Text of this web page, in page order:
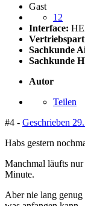
Gast
12
Interface:
Sachkunde
Sachkunde
Autor
Teilen
#4 - Geschrieben
Habs gestern
Manchmal läufts nur
Minute.
Aber nie lang